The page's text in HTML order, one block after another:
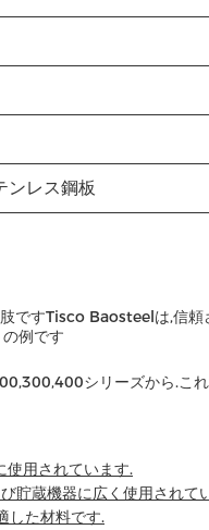
ンレス鋼板
ですTisco Baosteelは,信頼
例です
シリーズから.こ
使用されています.
貯蔵機器に広く使用されて
した材料です.